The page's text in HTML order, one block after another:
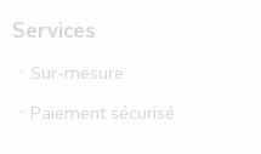
Services
Sur-mesure
Paiement sécurisé